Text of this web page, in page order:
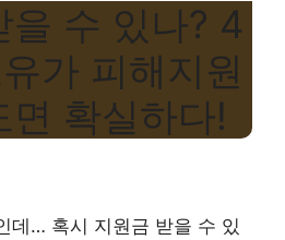
을 수 있나? 4
가 피해지원
면 확실하다!
데… 혹시 지원금 받을 수 있